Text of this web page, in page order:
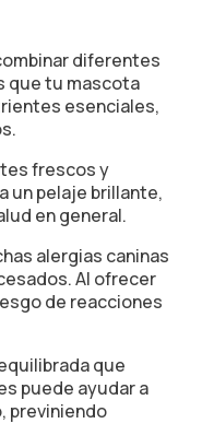
diferentes
que tu mascota
esenciales,
frescos y
un pelaje brillante,
en general.
alergias caninas
Al ofrecer
de reacciones
que
puede ayudar a
previniendo